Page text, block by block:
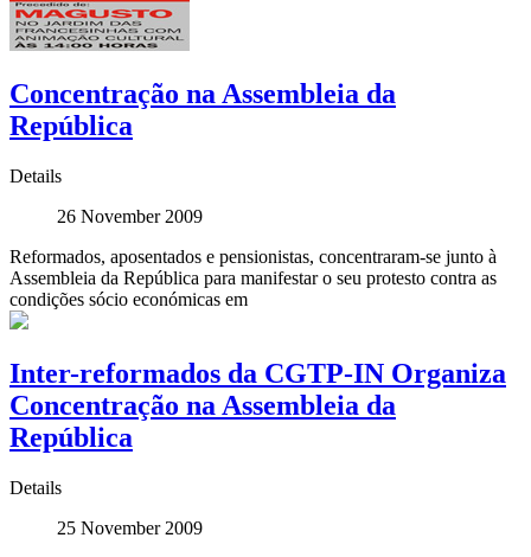
Concentração na Assembleia da
República
Details
26 November 2009
Reformados, aposentados e pensionistas, concentraram-se junto à
Assembleia da República para manifestar o seu protesto contra as
condições sócio económicas em
Inter-reformados da CGTP-IN Organiza
Concentração na Assembleia da
República
Details
25 November 2009